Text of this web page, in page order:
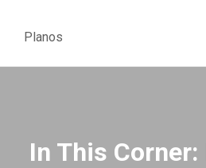
Planos
In This